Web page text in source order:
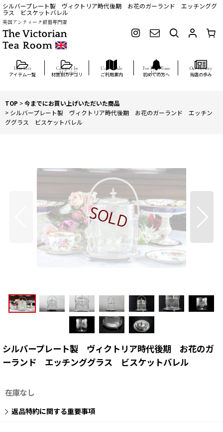
シルバープレート製 ヴィクトリア時代後期 お花のガーランド エッチンググ
ラス ビスケットバレル
英国アンティーク銀器専門店
アイテム一覧 材質別カテゴリ ご利用案内 初めての方へ 当店の歩み
TOP >今までにお買い上げいただいた商品
> シルバープレート製 ヴィクトリア時代後期 お花のガーランド エッチン
ググラス ビスケットバレル
シルバープレート製 ヴィクトリア時代後期 お花のガ
ーランド エッチンググラス ビスケットバレル
在庫なし
返品特約に関する重要事項